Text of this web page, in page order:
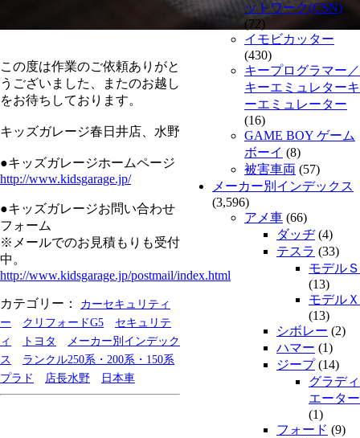
この度は作業のご依頼ありがと
うございました、またのお越し
をお待ちしております。
キッズガレージ春日井店、水野
●キッズガレージホームページ
http://www.kidsgarage.jp/
●キッズガレージお問い合わせ
フォーム
※メールでのお見積もりも受付
中。
http://www.kidsgarage.jp/postmail/index.html
カテゴリー：
カーセキュリティ
ー
クリフォードG5
セキュリテ
ィ
トヨタ
メーカー別インデック
ス
ランクル250系・200系・150系
プラド
店長水野 日本車
ットワーク(CSN)
(72)
イモビカッター
(430)
キープログラマー／
キーエミュレターキ
ーエミュレーター
(16)
GAME BOY ゲーム
ボーイ (8)
被害車両 (57)
メーカー別インデックス
(3,596)
アメ車 (66)
ダッヂ(4)
テスラ (33)
モデルＳ
(13)
モデルＸ
(13)
シボレー (2)
ハマー (1)
ジープ(14)
グラディ
エーター
(1)
フォード (9)